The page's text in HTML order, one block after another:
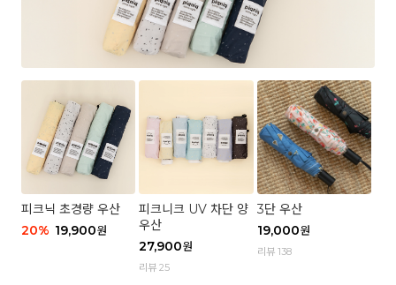
피크닉 초경량 우산
20% 19,900원
피크니크 UV 차단 양
우산
27,900원
리뷰 25
3단 우산
19,000원
리뷰 138